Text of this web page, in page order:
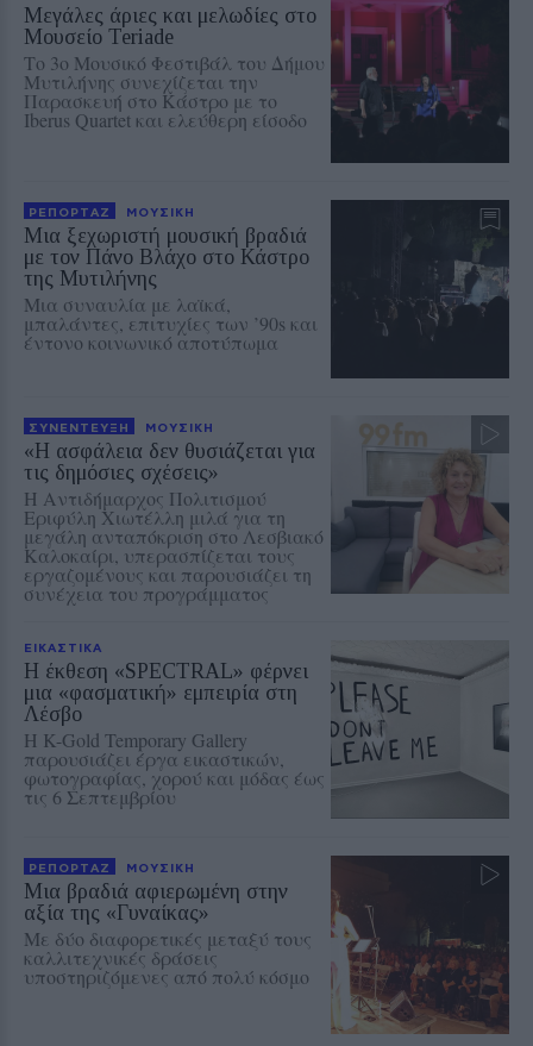
Μεγάλες άριες και μελωδίες στο
Μουσείο Teriade
Το 3ο Μουσικό Φεστιβάλ του Δήμου
Μυτιλήνης συνεχίζεται την
Παρασκευή στο Κάστρο με το
Iberus Quartet και ελεύθερη είσοδο
ΡΕΠΟΡΤΑΖ ΜΟΥΣΙΚΗ
Μια ξεχωριστή μουσική βραδιά
με τον Πάνο Βλάχο στο Κάστρο
της Μυτιλήνης
Μια συναυλία με λαϊκά,
μπαλάντες, επιτυχίες των ’90s και
έντονο κοινωνικό αποτύπωμα
ΣΥΝΕΝΤΕΥΞΗ ΜΟΥΣΙΚΗ
«Η ασφάλεια δεν θυσιάζεται για
τις δημόσιες σχέσεις»
Η Αντιδήμαρχος Πολιτισμού
Εριφύλη Χιωτέλλη μιλά για τη
μεγάλη ανταπόκριση στο Λεσβιακό
Καλοκαίρι, υπερασπίζεται τους
εργαζομένους και παρουσιάζει τη
συνέχεια του προγράμματος
ΕΙΚΑΣΤΙΚΑ
Η έκθεση «SPECTRAL» φέρνει
μια «φασματική» εμπειρία στη
Λέσβο
Η K-Gold Temporary Gallery
παρουσιάζει έργα εικαστικών,
φωτογραφίας, χορού και μόδας έως
τις 6 Σεπτεμβρίου
ΡΕΠΟΡΤΑΖ ΜΟΥΣΙΚΗ
Μια βραδιά αφιερωμένη στην
αξία της «Γυναίκας»
Με δύο διαφορετικές μεταξύ τους
καλλιτεχνικές δράσεις
υποστηριζόμενες από πολύ κόσμο